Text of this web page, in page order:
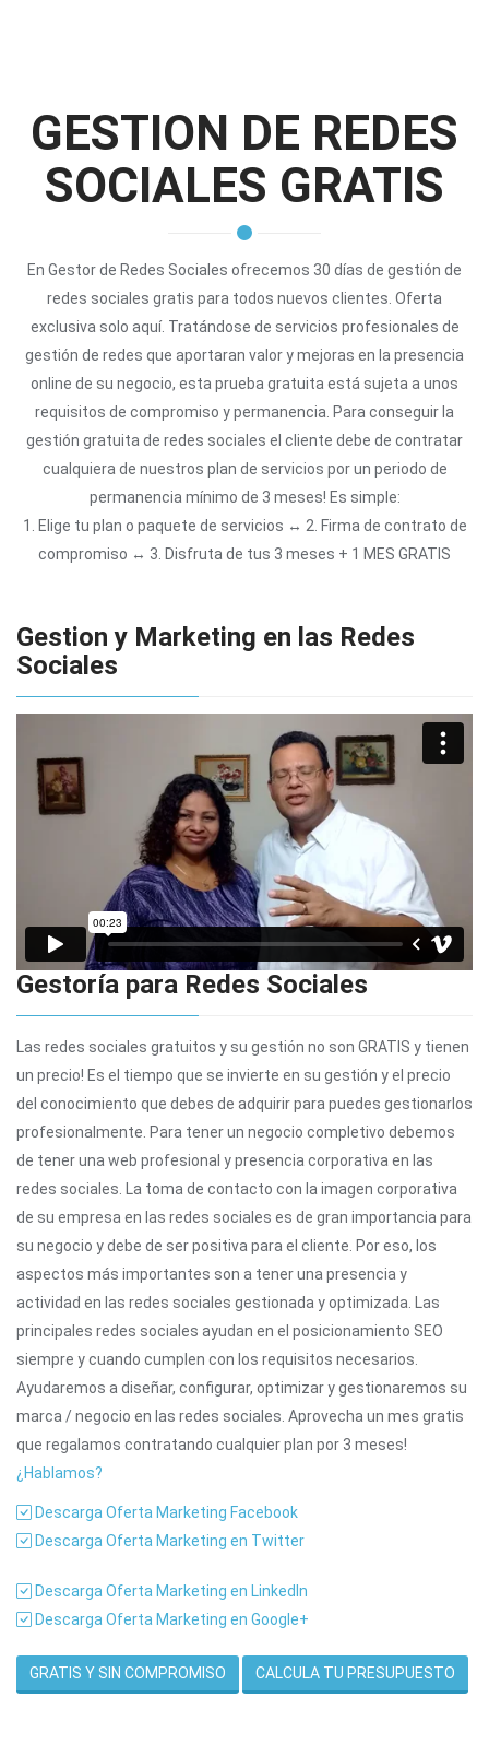
GESTION DE REDES
SOCIALES GRATIS
En Gestor de Redes Sociales ofrecemos 30 días de gestión de
redes sociales gratis para todos nuevos clientes. Oferta
exclusiva solo aquí. Tratándose de servicios profesionales de
gestión de redes que aportaran valor y mejoras en la presencia
online de su negocio, esta prueba gratuita está sujeta a unos
requisitos de compromiso y permanencia. Para conseguir la
gestión gratuita de redes sociales el cliente debe de contratar
cualquiera de nuestros plan de servicios por un periodo de
permanencia mínimo de 3 meses! Es simple:
1.
Elige tu plan o paquete de servicios ↔ 2. Firma de contrato de
compromiso ↔ 3. Disfruta de tus 3 meses + 1 MES GRATIS
Gestion y Marketing en las Redes
Sociales
Gestoría para Redes Sociales
Las redes sociales gratuitos y su gestión no son GRATIS y tienen
un precio! Es el tiempo que se invierte en su gestión y el precio
del conocimiento que debes de adquirir para puedes gestionarlos
profesionalmente. Para tener un negocio completivo debemos
de tener una web profesional y presencia corporativa en las
redes sociales. La toma de contacto con la imagen corporativa
de su empresa en las redes sociales es de gran importancia para
su negocio y debe de ser positiva para el cliente. Por eso, los
aspectos más importantes son a tener una presencia y
actividad en las redes sociales gestionada y optimizada. Las
principales redes sociales ayudan en el posicionamiento SEO
siempre y cuando cumplen con los requisitos necesarios.
Ayudaremos a diseñar, configurar, optimizar y gestionaremos su
marca / negocio en las redes sociales. Aprovecha un mes gratis
que regalamos contratando cualquier plan por 3 meses!
¿Hablamos?
Descarga Oferta Marketing Facebook
Descarga Oferta Marketing en Twitter
Descarga Oferta Marketing en LinkedIn
Descarga Oferta Marketing en Google+
GRATIS Y SIN COMPROMISO CALCULA TU PRESUPUESTO